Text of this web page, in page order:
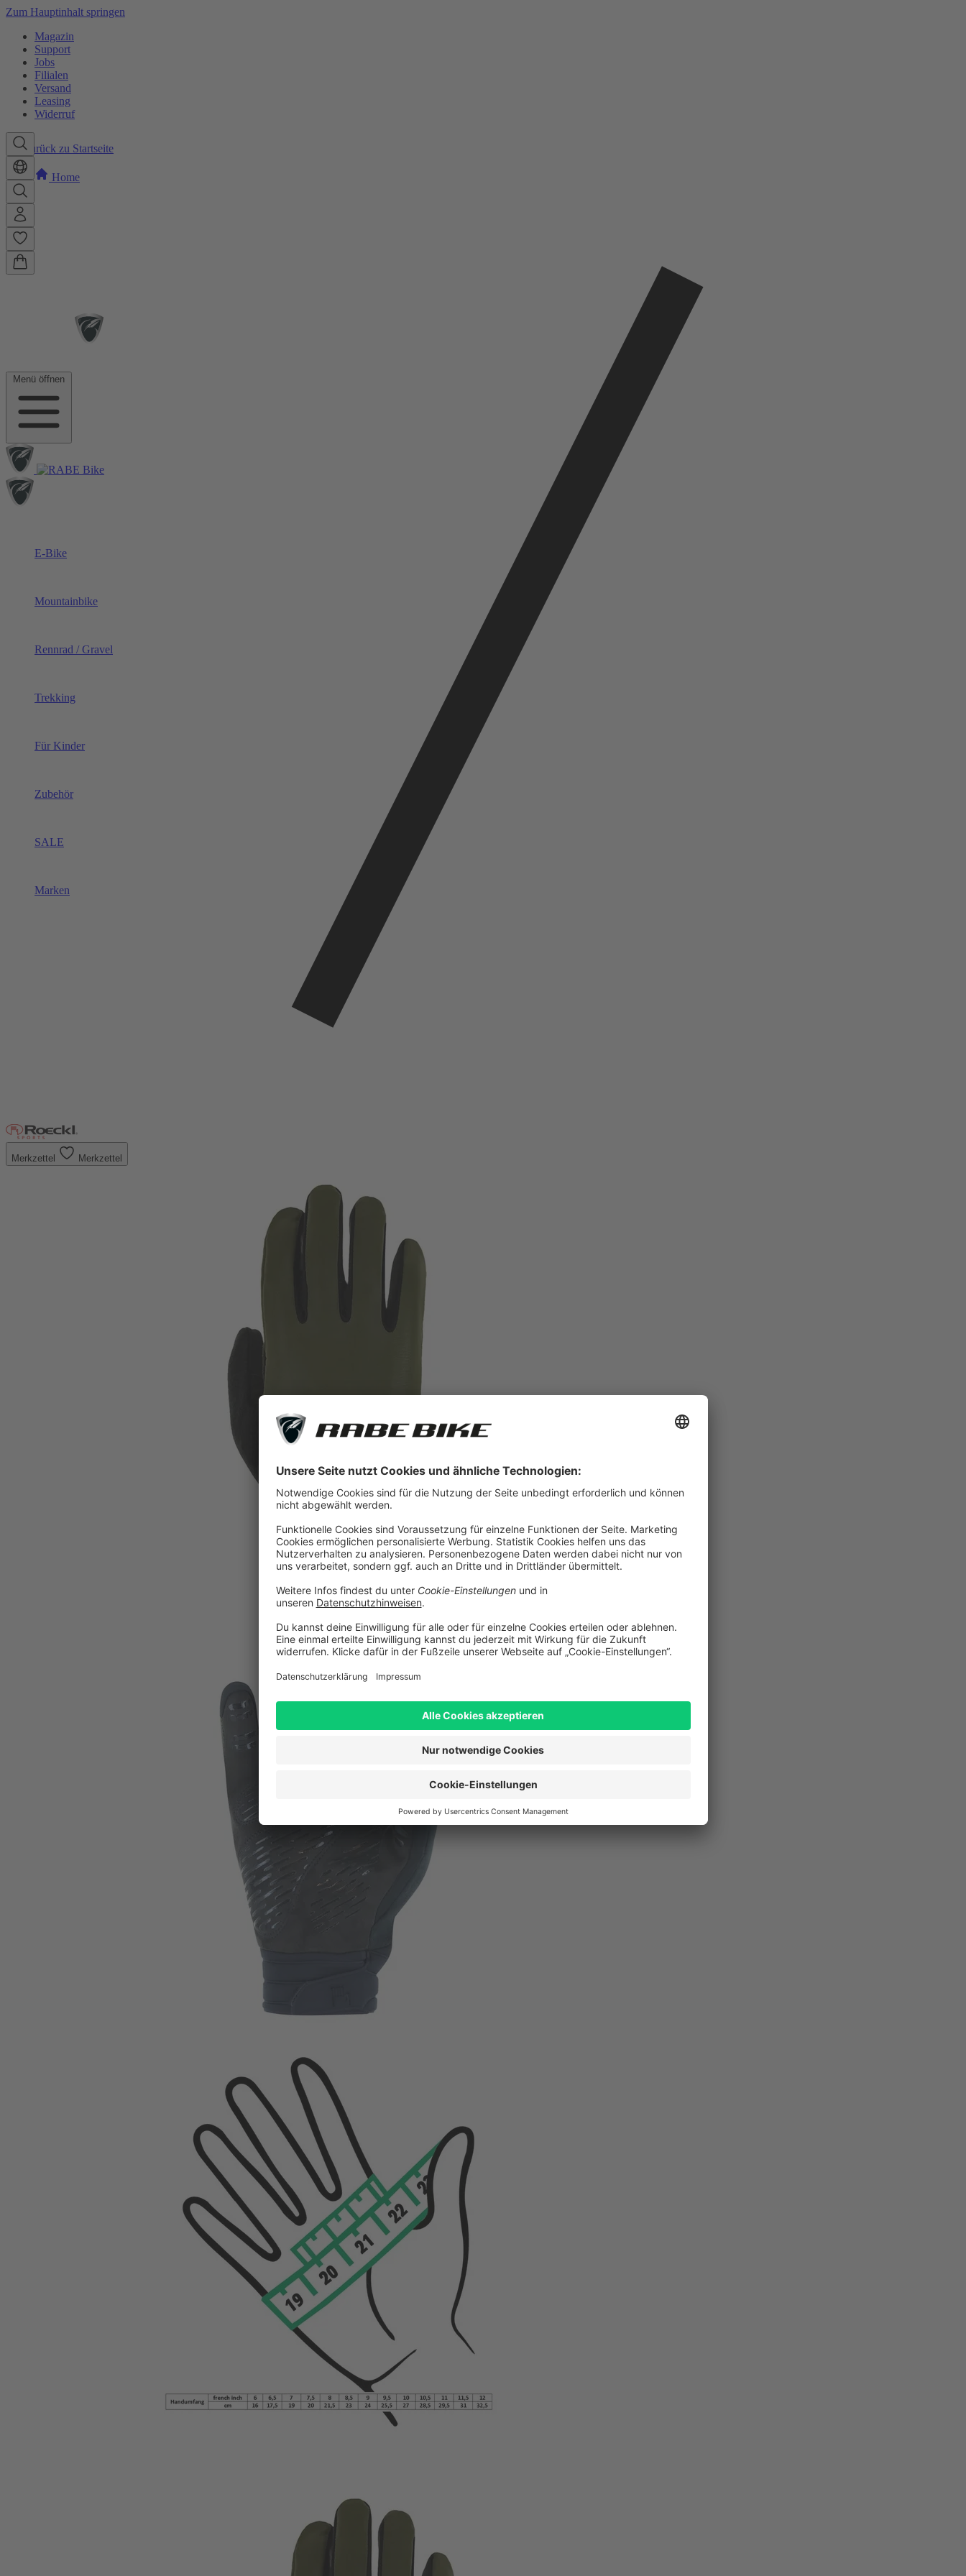
Zum Hauptinhalt springen
Magazin
Support
Jobs
Filialen
Versand
Leasing
Widerruf
Menü öffnen
E-Bike
Mountainbike
Rennrad / Gravel
Trekking
Für Kinder
Zubehör
SALE
Marken
Zurück zu Startseite
Home
Merkzettel Merkzettel